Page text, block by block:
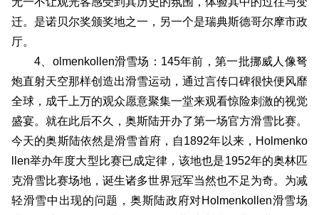
迁。是诺贝尔奖颁奖地之一，另一个是瑞典斯德哥尔摩市政
厅。
4、olmenkollen滑雪场：145年前，第一批挪威人像弩
炮直射天空那样创造出滑雪运动，通过言传口碑很快便风靡
全球，成千上万的观众愿意聚集一堂来观看惊险刺激的视觉
盛宴。就在此后不久，奥斯陆开办了第一场官方滑雪比赛。
今天的奥斯陆依然是滑雪首府，自1892年以来，Holmenko
llen举办年度大型比赛已成定律，该地也是1952年的奥林匹
克滑雪比赛场地，诞生诸多世界冠军当然也不足为奇。为减
轻滑雪中出现的问题，奥斯陆政府对Holmenkollen滑雪场